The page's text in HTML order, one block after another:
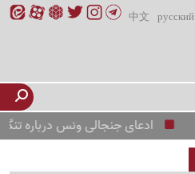
русский
中文
ادعای جنجالی ونس درباره تنگه